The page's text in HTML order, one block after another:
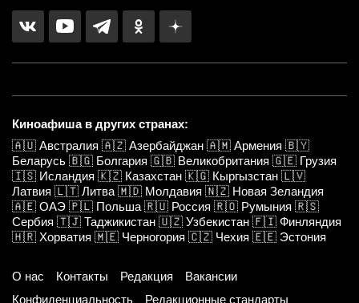
Киноафиша в других странах:
🇦🇺 Австралия 🇦🇿 Азербайджан 🇦🇲 Армения 🇧🇾
Беларусь 🇧🇬 Болгария 🇬🇧 Великобритания 🇬🇪 Грузия
🇮🇸 Исландия 🇰🇿 Казахстан 🇰🇬 Кыргызстан 🇱🇻
Латвия 🇱🇹 Литва 🇲🇩 Молдавия 🇳🇿 Новая Зеландия
🇦🇪 ОАЭ 🇵🇱 Польша 🇷🇺 Россия 🇷🇴 Румыния 🇷🇸
Сербия 🇹🇯 Таджикистан 🇺🇿 Узбекистан 🇫🇮 Финляндия
🇭🇷 Хорватия 🇲🇪 Черногория 🇨🇿 Чехия 🇪🇪 Эстония
О нас Контакты Редакция
Вакансии
Конфиденциальность
Редакционные стандарты